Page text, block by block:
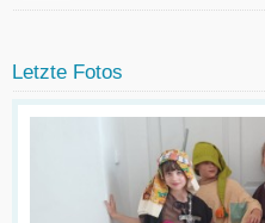
Letzte Fotos